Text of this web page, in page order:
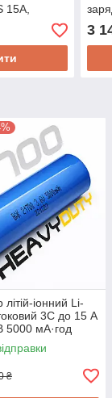
15А,
3А,
3
іонний Li-
3C до 15 А
5000 мА·год
50,
₴